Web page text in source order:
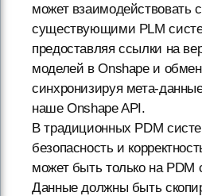
может взаимодействовать с
существующими PLM
предоставляя ссылки на
моделей в Onshape и
синхронизируя мета-
наше Onshape API.
В традиционных PDM
безопасность и
может быть только на PDM
Данные должны быть